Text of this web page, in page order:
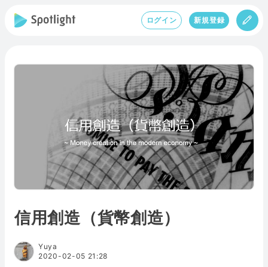
ログイン 新規登録
信用創造（貨幣創造）
Yuya
2020-02-05 21:28